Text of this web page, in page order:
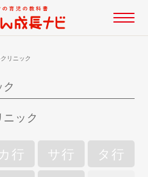
リニック
ック
カ行 サ行 タ行